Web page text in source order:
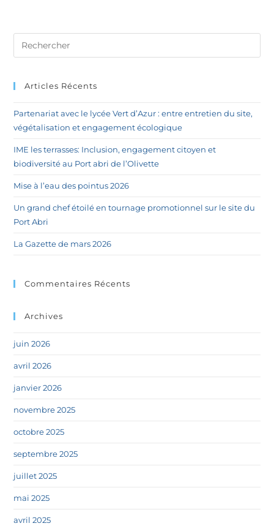
Articles Récents
Partenariat avec le lycée Vert d’Azur : entre entretien du site,
végétalisation et engagement écologique
IME les terrasses: Inclusion, engagement citoyen et
biodiversité au Port abri de l’Olivette
Mise à l’eau des pointus 2026
Un grand chef étoilé en tournage promotionnel sur le site du
Port Abri
La Gazette de mars 2026
Commentaires Récents
Archives
juin 2026
avril 2026
janvier 2026
novembre 2025
octobre 2025
septembre 2025
juillet 2025
mai 2025
avril 2025